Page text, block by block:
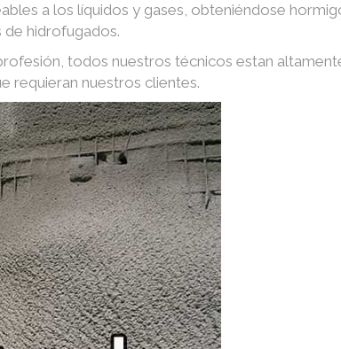
a los líquidos y gases, obteniéndose
de hidrofugados.
todos nuestros técnicos estan
requieran nuestros clientes.